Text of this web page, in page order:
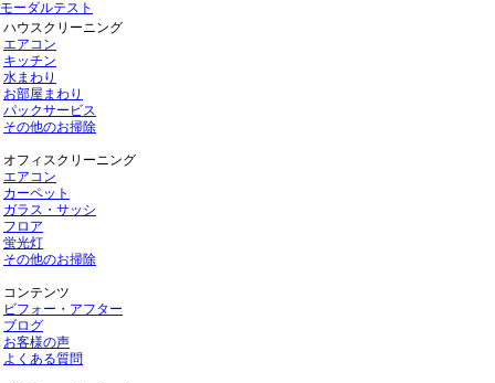
モーダルテスト
ハウスクリーニング
エアコン
キッチン
水まわり
お部屋まわり
パックサービス
その他のお掃除
オフィスクリーニング
エアコン
カーペット
ガラス・サッシ
フロア
蛍光灯
その他のお掃除
コンテンツ
ビフォー・アフター
ブログ
お客様の声
よくある質問